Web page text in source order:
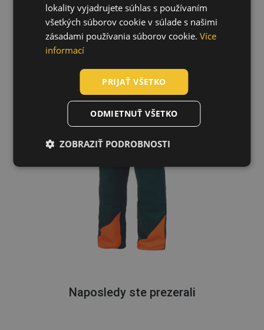
Naposledy ste prezerali
SLOVAK
ROMANIAN
SPANISH
lokality vyjadrujete súhlas s používaním
všetkých súborov cookie v súlade s našimi
zásadami používania súborov cookie. Více
informací
PRIJAŤ VŠETKO
ODMIETNUŤ VŠETKO
ZOBRAZIŤ PODROBNOSTI